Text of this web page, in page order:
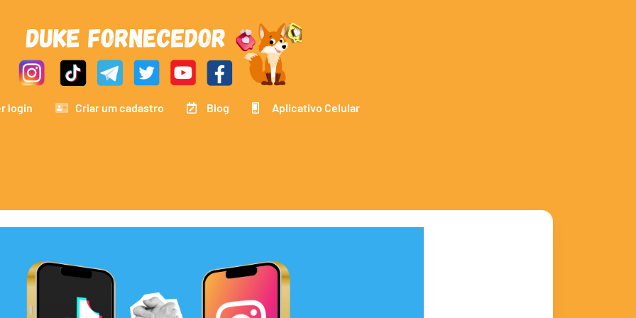
login Criar um cadastro Blog Aplicativo Celular